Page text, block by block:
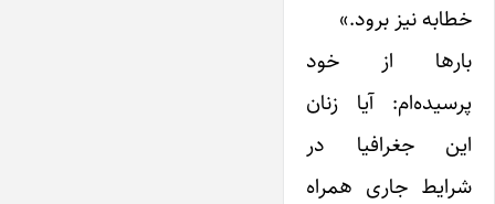
خطابه نیز برود.»
بارها از خود
پرسیده‌ام: آیا زنان
این جغرافیا در
شرایط جاری همراه